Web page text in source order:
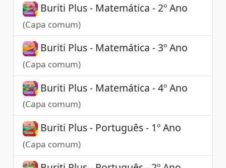
Buriti Plus - Matemática - 2º Ano
(Capa comum)
Buriti Plus - Matemática - 3º Ano
(Capa comum)
Buriti Plus - Matemática - 4º Ano
(Capa comum)
Buriti Plus - Português - 1º Ano
(Capa comum)